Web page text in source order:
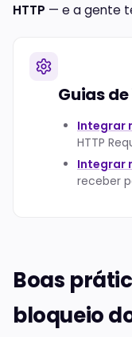
HTTP — e a gente
Guias
Integrar
HTTP
Integrar
receber
Boas
bloqueio